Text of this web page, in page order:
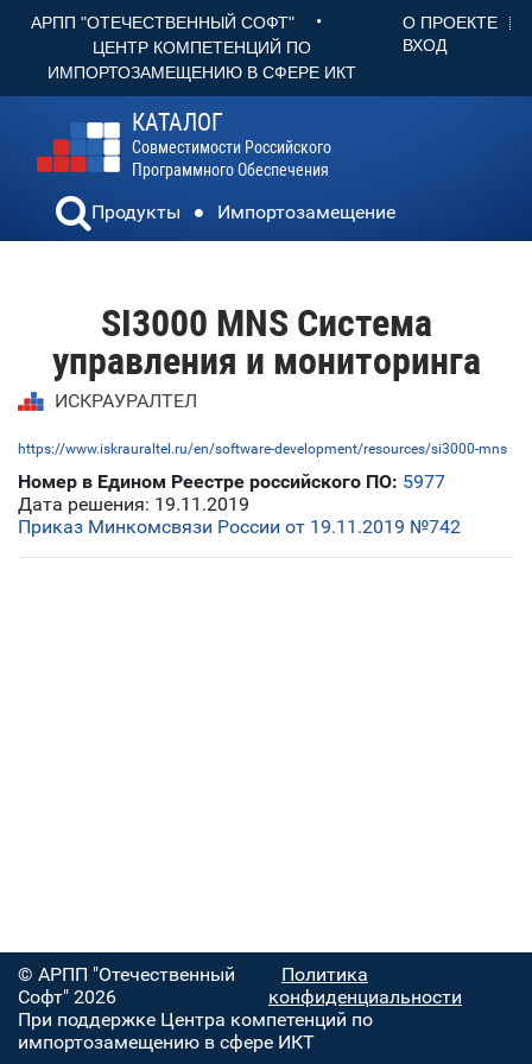
АРПП "ОТЕЧЕСТВЕННЫЙ СОФТ" •
ЦЕНТР КОМПЕТЕНЦИЙ ПО
ИМПОРТОЗАМЕЩЕНИЮ В СФЕРЕ ИКТ
О ПРОЕКТЕ
ВХОД
КАТАЛОГ
Совместимости Российского
Программного Обеспечения
Продукты Импортозамещение
SI3000 MNS Система
управления и мониторинга
ИСКРАУРАЛТЕЛ
https://www.iskrauraltel.ru/en/software-development/resources/si3000-mns
Номер в Едином Реестре российского ПО: 5977
Дата решения: 19.11.2019
Приказ Минкомсвязи России от 19.11.2019 №742
© АРПП "Отечественный
Софт" 2026
Политика
конфиденциальности
При поддержке Центра компетенций по
импортозамещению в сфере ИКТ